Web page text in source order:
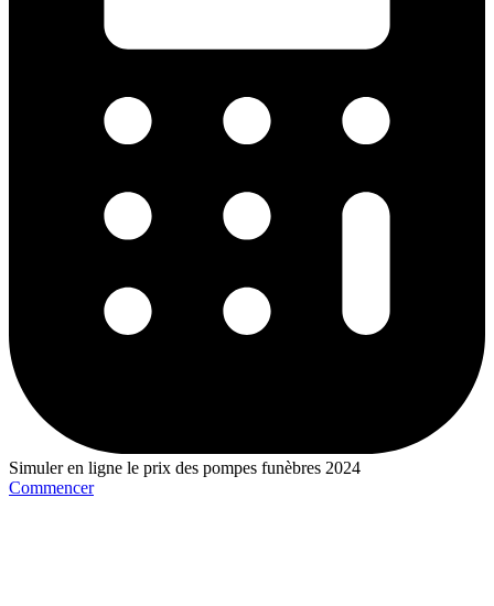
Simuler en ligne le prix des pompes funèbres 2024
Commencer